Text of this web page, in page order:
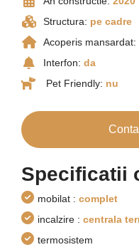
Structura: pe cadre
Acoperis mansardat:
Interfon: da
Pet Friendly: nu
Specificatii
mobilat : complet
incalzire : centrala
termosistem